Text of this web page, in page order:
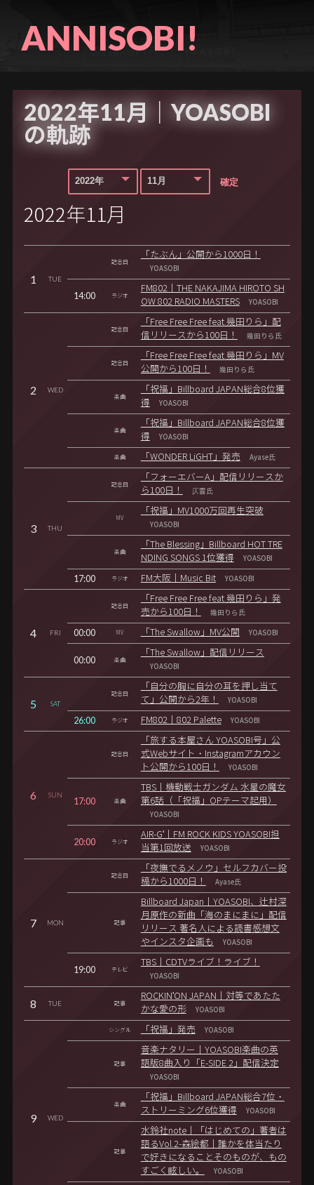
ANNISOBI!
2022年11月｜YOASOBI
の軌跡
2022年11月
1 TUE
記念日
「たぶん」公開から1000日！
YOASOBI
14:00 ラジオ
FM802｜THE NAKAJIMA HIROTO SH
OW 802 RADIO MASTERS
YOASOBI
2 WED
記念日
「Free Free Free feat.幾田りら」配
信リリースから100日！
幾田りら氏
記念日
「Free Free Free feat.幾田りら」MV
公開から100日！
幾田りら氏
楽曲
「祝福」Billboard JAPAN総合8位獲
得
YOASOBI
楽曲
「祝福」Billboard JAPAN総合8位獲
得
YOASOBI
楽曲 「WONDER LiGHT」発売 Ayase氏
3 THU
記念日
「フォーエバーA」配信リリースか
ら100日！
仄雲氏
MV
「祝福」MV1000万回再生突破
YOASOBI
楽曲
「The Blessing」Billboard HOT TRE
NDING SONGS 1位獲得
YOASOBI
17:00 ラジオ FM大阪｜Music Bit YOASOBI
4 FRI
記念日
「Free Free Free feat.幾田りら」発
売から100日！
幾田りら氏
00:00 MV 「The Swallow」MV公開 YOASOBI
00:00 楽曲
「The Swallow」配信リリース
YOASOBI
5 SAT
記念日
「自分の胸に自分の耳を押し当て
て」公開から2年！
YOASOBI
26:00 ラジオ FM802｜802 Palette YOASOBI
6 SUN
記念日
「旅する本屋さん YOASOBI号」公
式Webサイト・Instagramアカウン
ト公開から100日！
YOASOBI
17:00 楽曲
TBS｜機動戦士ガンダム 水星の魔女
第6話（「祝福」OPテーマ起用）
YOASOBI
20:00 ラジオ
AIR-G'｜FM ROCK KIDS YOASOBI担
当第1回放送
YOASOBI
7 MON
記念日
「夜撫でるメノウ」セルフカバー投
稿から1000日！
Ayase氏
記事
Billboard Japan｜YOASOBI、辻村深
月原作の新曲「海のまにまに」配信
リリース 著名人による読書感想文
やインスタ企画も
YOASOBI
19:00 テレビ
TBS｜CDTVライブ！ライブ！
YOASOBI
8 TUE 記事
ROCKIN'ON JAPAN｜対等であたた
かな愛の形
YOASOBI
9 WED
シングル 「祝福」発売 YOASOBI
記事
音楽ナタリー｜YOASOBI楽曲の英
語版8曲入り「E-SIDE 2」配信決定
YOASOBI
楽曲
「祝福」Billboard JAPAN総合7位・
ストリーミング6位獲得
YOASOBI
記事
水鈴社note｜「はじめての」著者は
語るVol.2-森絵都｜誰かを体当たり
で好きになることそのものが、もの
すごく眩しい。
YOASOBI